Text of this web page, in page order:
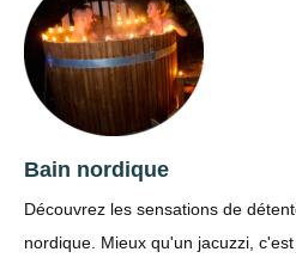
Bain nordique
Découvrez les sensations de
nordique. Mieux qu'un jacuzzi,